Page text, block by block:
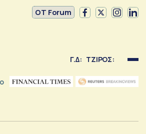
OT Forum
Γ.Δ: ΤΖΙΡΟΣ: